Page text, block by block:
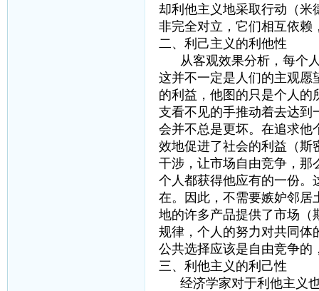
却利他主义地采取行动（米
非完全对立，它们相互依赖
二、利己主义的利他性
从客观效果分析，每个人
这并不一定是人们的主观愿
的利益，他图的只是个人的
支看不见的手推动着去达到
会并不总是更坏。在追求他
效地促进了社会的利益（斯
干涉，让市场自由竞争，那
个人都获得他应有的一份。
在。因此，不需要嫉妒邻居
地的许多产品提供了市场（
规律，个人的努力对共同体
公共选择应该是自由竞争的
三、利他主义的利己性
经济学家对于利他主义也